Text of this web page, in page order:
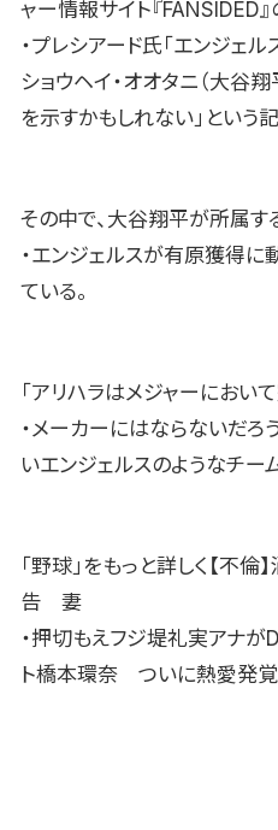
ャー情報サイト『FANSIDED
・プレシアード氏「エンジェ
ショウヘイ・オオタニ（大谷
を示すかもしれない」という
その中で、大谷翔平が所属す
・エンジェルスが有原獲得
ている。
「アリハラはメジャーにおい
・メーカーにはならないだろ
いエンジェルスのようなチー
「野球」をもっと詳しく【不
告 妻
・押切もえフジ堤礼実アナ
ト橋本環奈 ついに熱愛発